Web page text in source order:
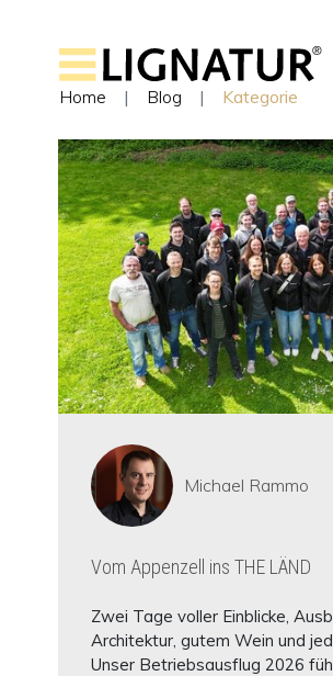
Home Blog Kategorie
Michael Rammo
Vom Appenzell ins THE LÄND
Zwei Tage voller Einblicke,
Architektur, gutem Wein und
Unser Betriebsausflug 2026